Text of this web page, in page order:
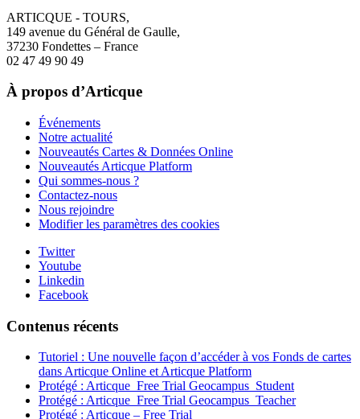
ARTICQUE - TOURS,
149 avenue du Général de Gaulle,
37230 Fondettes – France
02 47 49 90 49
À propos d’Articque
Événements
Notre actualité
Nouveautés Cartes & Données Online
Nouveautés Articque Platform
Qui sommes-nous ?
Contactez-nous
Nous rejoindre
Modifier les paramètres des cookies
Twitter
Youtube
Linkedin
Facebook
Contenus récents
Tutoriel : Une nouvelle façon d’accéder à vos Fonds de cartes
dans Articque Online et Articque Platform
Protégé : Articque_Free Trial Geocampus_Student
Protégé : Articque_Free Trial Geocampus_Teacher
Protégé : Articque – Free Trial